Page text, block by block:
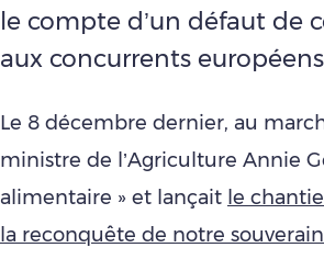
le compte d’un défaut
aux concurrents
Le 8 décembre dernier, au
ministre de l’Agriculture Annie
alimentaire » et lançait le
la reconquête de notre